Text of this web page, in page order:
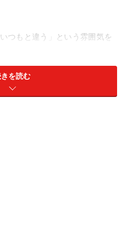
つもと違う」という雰囲気を
。では、そんな「夫の浮気の
どうしますか？
を読む